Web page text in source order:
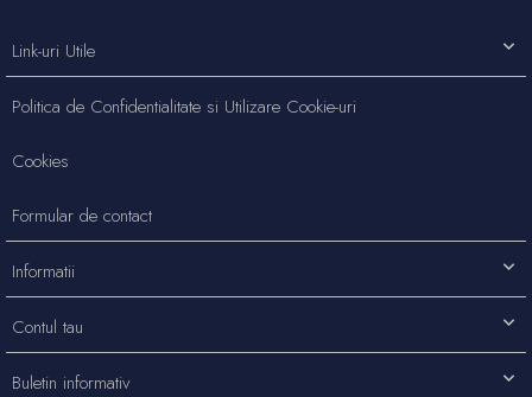
Link-uri Utile
Politica de Confidentialitate si Utilizare Cookie-uri
Cookies
Formular de contact
Informatii
Contul tau
Buletin informativ